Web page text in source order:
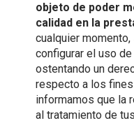
objeto de poder
calidad en la
cualquier
configurar el uso
ostentando un
respecto a los
informamos que la
al tratamiento de